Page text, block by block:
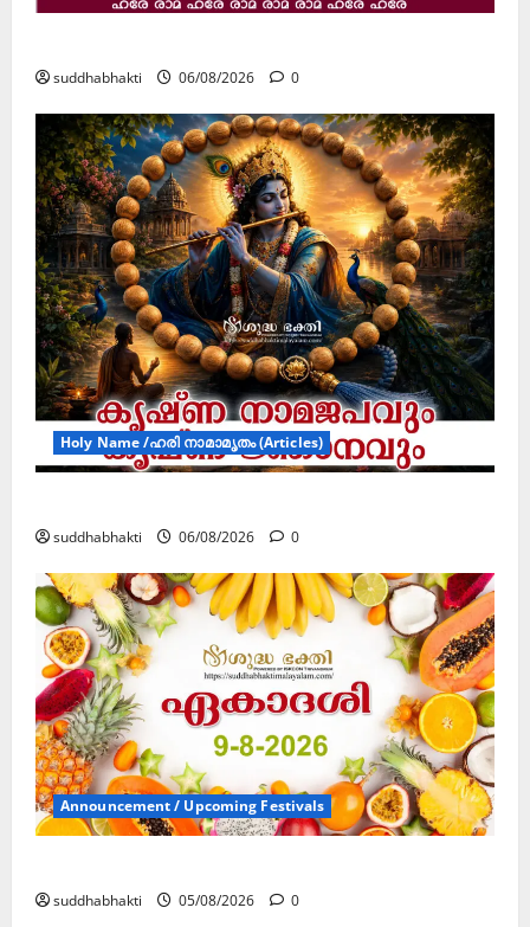
suddhabhakti 06/08/2026 0
Holy Name /ഹരി നാമാമൃതം (Articles)
suddhabhakti 06/08/2026 0
Announcement / Upcoming Festivals
suddhabhakti 05/08/2026 0